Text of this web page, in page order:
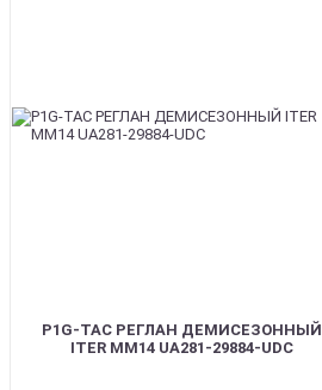
P1G-TAC РЕГЛАН ДЕМИСЕЗОННЫЙ
ITER ММ14 UA281-29884-UDC